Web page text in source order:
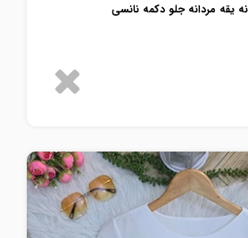
یقه مردانه جلو دکمه نانسی